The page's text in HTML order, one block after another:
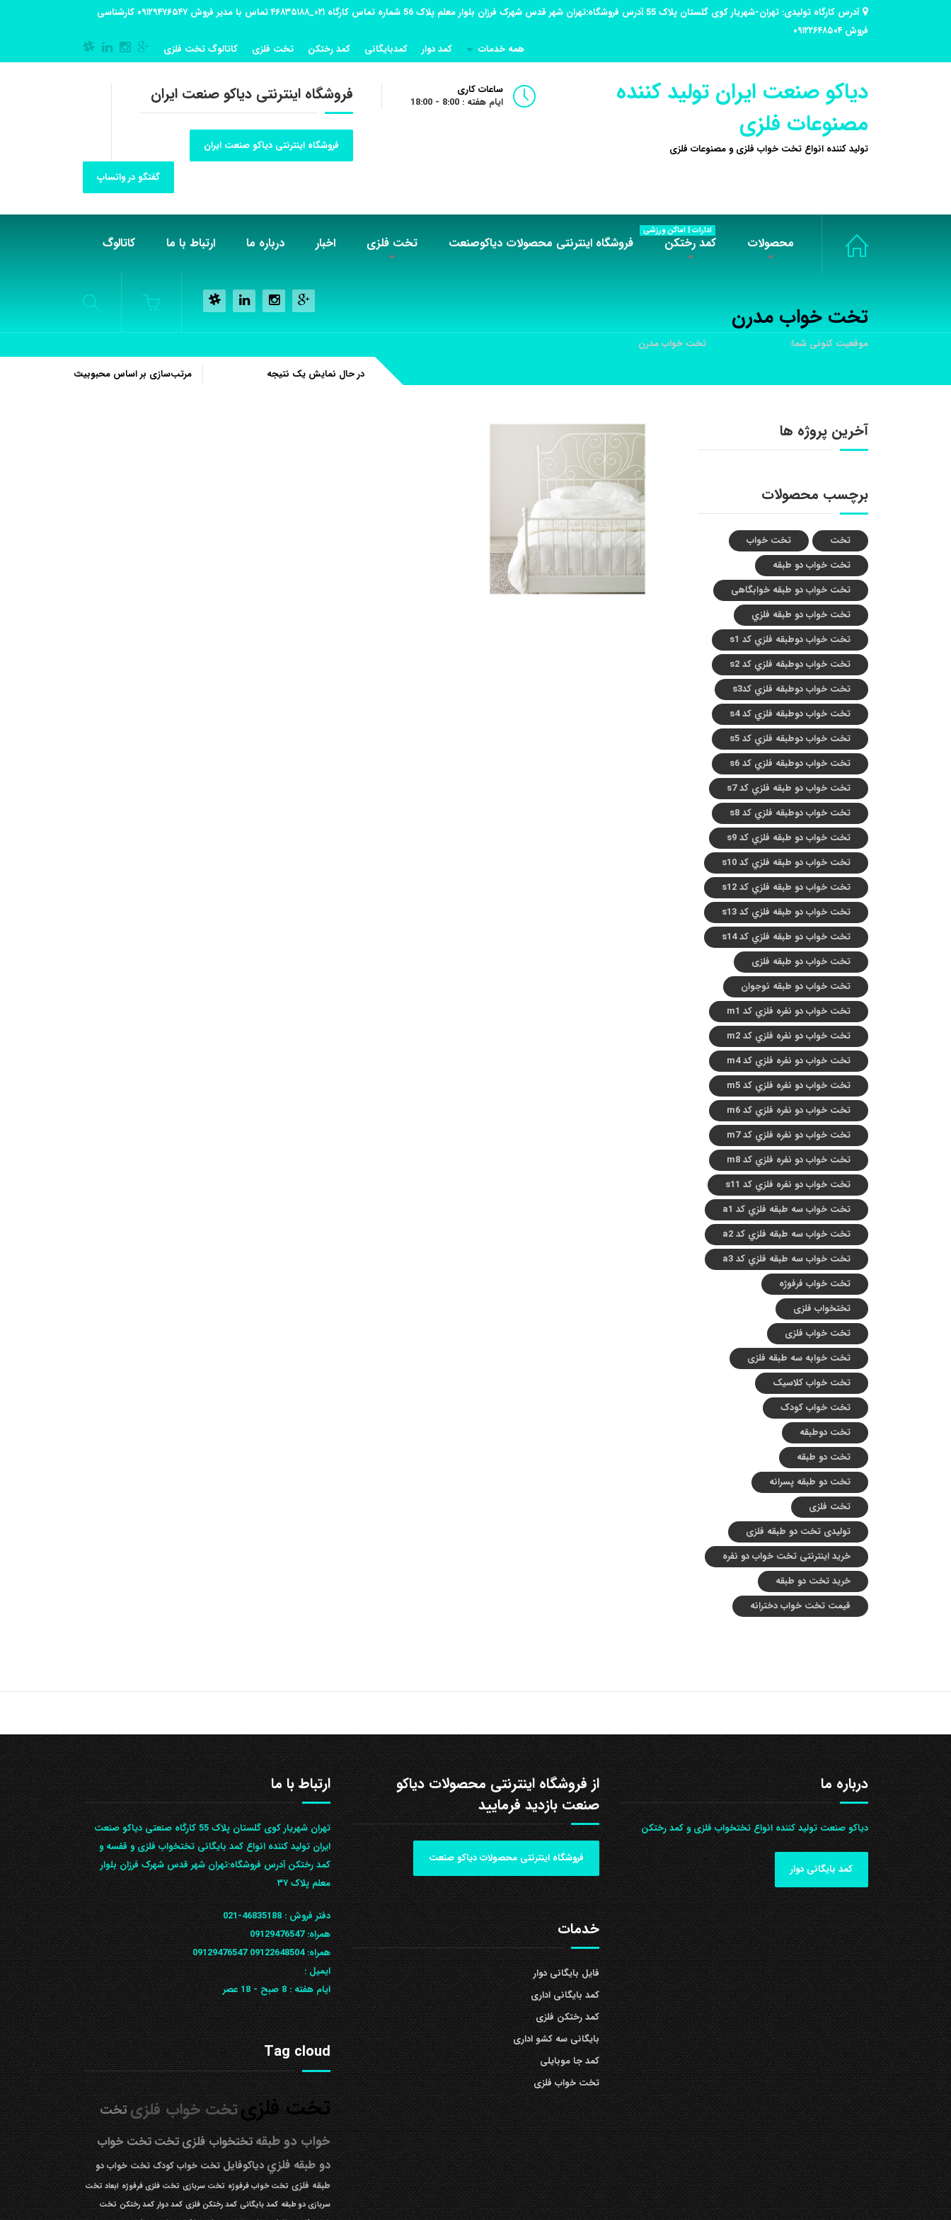
آدرس کارگاه تولیدی: تهران-شهریار کوی گلستان پلاک 55 آدرس فروشگاه:تهران شهر قدس شهرک فرزان بلوار معلم پلاک 56 شماره تماس کارگاه ۰۲۱_۴۶۸۳۵۱۸۸ تماس با مدیر فروش ۰۹۱۲۹۴۷۶۵۴۷ کارشناسی
فروش ۰۹۱۲۲۶۴۸۵۰۴
همه خدمات
کمد دوار کمدبایگانی کمد رختکن تخت فلزی کاتالوگ تخت فلزی
دیاکو صنعت ایران تولید کننده
مصنوعات فلزی
تولید کننده انواع تخت خواب فلزی و مصنوعات فلزی
ساعات کاری
ایام هفته : 8:00 - 18:00
فروشگاه اینترنتی دیاکو صنعت ایران
فروشگاه اینترنتی دیاکو صنعت ایران
گفتگو در واتساپ
محصولات کمد رختکن
ادارات | اماکن ورزشی
فروشگاه اینترنتی محصولات دیاکوصنعت تخت فلزی اخبار درباره ما ارتباط با ما کاتالوگ
تخت خواب مدرن
موقعیت کنونی شما: تخت خواب مدرن
در حال نمایش یک نتیجه
آخرین پروژه ها
برچسب محصولات
تخت
تخت خواب
تخت خواب دو طبقه
تخت خواب دو طبقه خوابگاهی
تخت خواب دو طبقه فلزي
تخت خواب دوطبقه فلزي کد s1
تخت خواب دوطبقه فلزي کد s2
تخت خواب دوطبقه فلزي کدs3
تخت خواب دوطبقه فلزي کد s4
تخت خواب دوطبقه فلزي کد s5
تخت خواب دوطبقه فلزي کد s6
تخت خواب دو طبقه فلزي کد s7
تخت خواب دوطبقه فلزي کد s8
تخت خواب دو طبقه فلزي کد s9
تخت خواب دو طبقه فلزي کد s10
تخت خواب دو طبقه فلزي کد s12
تخت خواب دو طبقه فلزي کد s13
تخت خواب دو طبقه فلزي کد s14
تخت خواب دو طبقه فلزی
تخت خواب دو طبقه نوجوان
تخت خواب دو نفره فلزي کد m1
تخت خواب دو نفره فلزي کد m2
تخت خواب دو نفره فلزي کد m4
تخت خواب دو نفره فلزي کد m5
تخت خواب دو نفره فلزي کد m6
تخت خواب دو نفره فلزي کد m7
تخت خواب دو نفره فلزي کد m8
تخت خواب دو نفره فلزي کد s11
تخت خواب سه طبقه فلزي کد a1
تخت خواب سه طبقه فلزي کد a2
تخت خواب سه طبقه فلزي کد a3
تخت خواب فرفوژه
تختخواب فلزی
تخت خواب فلزی
تخت خوابه سه طبقه فلزی
تخت خواب کلاسیک
تخت خواب کودک
تخت دوطبقه
تخت دو طبقه
تخت دو طبقه پسرانه
تخت فلزی
تولیدی تخت دو طبقه فلزی
خرید اینترنتی تخت خواب دو نفره
خرید تخت دو طبقه
قیمت تخت خواب دخترانه
درباره ما
دیاکو صنعت تولید کننده انواع تختخواب فلزی و کمد رختکن
کمد بایگانی دوار
از فروشگاه اینترنتی محصولات دیاکو
صنعت بازدید فرمایید
فروشگاه اینترنتی محصولات دیاکو صنعت
خدمات
فایل بایگانی دوار
کمد بایگانی اداری
کمد رختکن فلزی
بایگانی سه کشو اداری
کمد جا موبایلی
تخت خواب فلزی
ارتباط با ما
تهران شهریار کوی گلستان پلاک 55 کارگاه صنعتی دیاکو صنعت
ایران تولید کننده انواع کمد بایگانی تختخواب فلزی و قفسه و
کمد رختکن آدرس ف‍روشگاه:تهران شهر قدس شهرک فرزان بلوار
معلم پلاک ۳۷
دفتر فروش :46835188-021
همراه:09129476547
همراه: 09122648504
09129476547
ایمیل :
ایام هفته :8 صبح - 18 عصر
Tag cloud
تخت فلزیتخت خواب فلزیتخت
خواب دو طبقهتختخواب فلزیتختتخت خواب
دو طبقه فلزيدیاکوفایل تخت خواب کودک تخت خواب دو
طبقه فلزی تخت خواب فرفوژه تخت سربازی تخت فلزی فرفوژه ابعاد تخت
سربازی دو طبقه کمد بایگانی کمد رختکن فلزی کمد دوار کمد رختکن تخت